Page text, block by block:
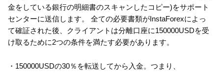
金をしている銀行の明細書のスキャンしたコピー)をサポート
センターに送信します。 全ての必要書類がInstaForexによっ
て確証された後、クライアントは分離口座に150000USDを受
け取るために2つの条件を満たす必要があります。
・150000USDの30％を転送してから入金。つまり、